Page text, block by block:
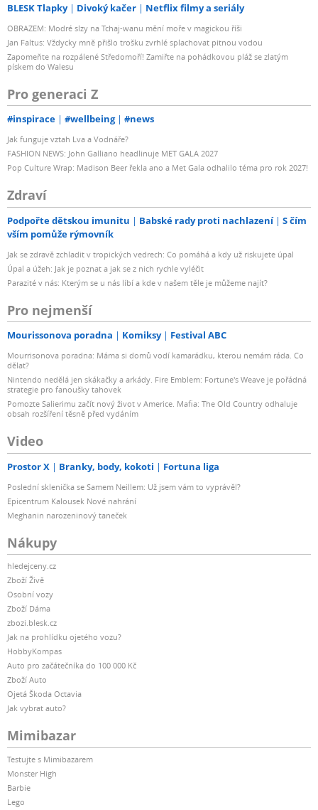
BLESK Tlapky Divoký kačer Netflix filmy a seriály
OBRAZEM: Modré slzy na Tchaj-wanu mění moře v magickou říši
Jan Faltus: Vždycky mně přišlo trošku zvrhlé splachovat pitnou vodou
Zapomeňte na rozpálené Středomoří! Zamiřte na pohádkovou pláž se zlatým
pískem do Walesu
Pro generaci Z
#inspirace #wellbeing #news
Jak funguje vztah Lva a Vodnáře?
FASHION NEWS: John Galliano headlinuje MET GALA 2027
Pop Culture Wrap: Madison Beer řekla ano a Met Gala odhalilo téma pro rok 2027!
Zdraví
Podpořte dětskou imunitu Babské rady proti nachlazení
S čím
vším pomůže rýmovník
Jak se zdravě zchladit v tropických vedrech: Co pomáhá a kdy už riskujete úpal
Úpal a úžeh: Jak je poznat a jak se z nich rychle vyléčit
Parazité v nás: Kterým se u nás líbí a kde v našem těle je můžeme najít?
Pro nejmenší
Mourissonova poradna Komiksy Festival ABC
Mourrisonova poradna: Máma si domů vodí kamarádku, kterou nemám ráda. Co
dělat?
Nintendo nedělá jen skákačky a arkády. Fire Emblem: Fortune's Weave je pořádná
strategie pro fanoušky tahovek
Pomozte Salierimu začít nový život v Americe. Mafia: The Old Country odhaluje
obsah rozšíření těsně před vydáním
Video
Prostor X Branky, body, kokoti Fortuna liga
Poslední sklenička se Samem Neillem: Už jsem vám to vyprávěl?
Epicentrum Kalousek Nové nahrání
Meghanin narozeninový taneček
Nákupy
hledejceny.cz
Zboží Živě
Osobní vozy
Zboží Dáma
zbozi.blesk.cz
Jak na prohlídku ojetého vozu?
HobbyKompas
Auto pro začátečníka do 100 000 Kč
Zboží Auto
Ojetá Škoda Octavia
Jak vybrat auto?
Mimibazar
Testujte s Mimibazarem
Monster High
Barbie
Lego